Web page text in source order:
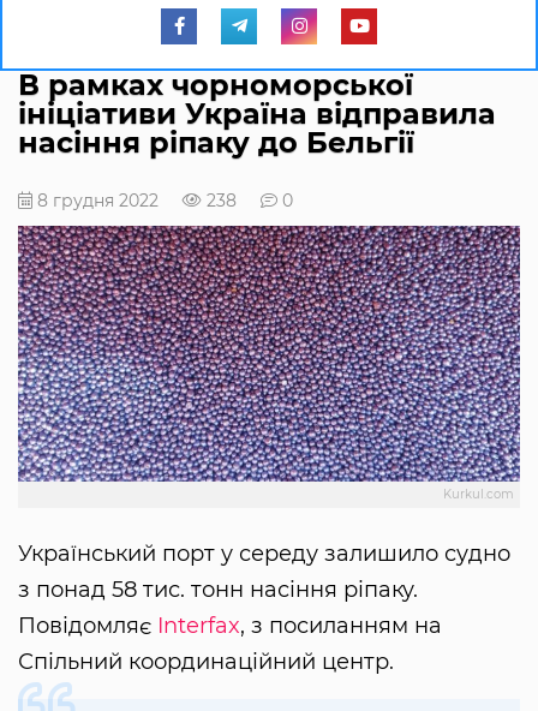
В рамках чорноморської
ініціативи Україна відправила
насіння ріпаку до Бельгії
8 грудня 2022 238 0
Kurkul.com
Український порт у середу залишило судно
з понад 58 тис. тонн насіння ріпаку.
Повідомляє Interfax, з посиланням на
Спільний координаційний центр.